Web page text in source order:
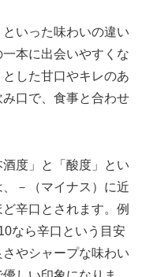
いった味わいの違い
本に出会いやすくな
した甘口やキレのあ
口で、食事と合わせ
度」と「酸度」とい
－（マイナス）に近
辛口とされます。例
なら辛口という目安
やシャープな味わい